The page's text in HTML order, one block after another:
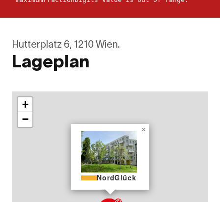
Hutterplatz 6, 1210 Wien.
Lageplan
NordGlück
×
+
−